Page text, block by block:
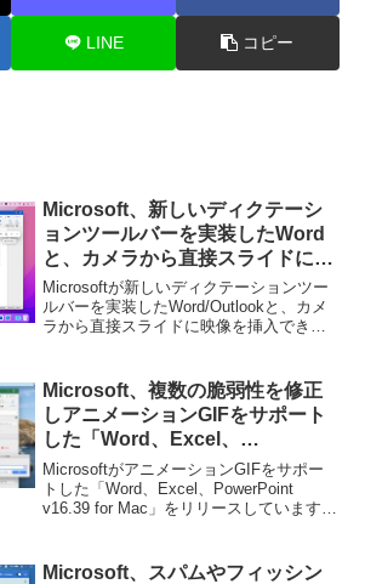
LINE コピー
Microsoft、新しいディクテーシ
ョンツールバーを実装したWord
と、カメラから直接スライドに映
像を挿入できるカメオ機能をサポ
ートしたPowerPoint for Macを
リリース。
Microsoftが新しいディクテーションツー
ルバーを実装したWord/Outlookと、カメ
ラから直接スライドに映像を挿入できる
Microsoft、複数の脆弱性を修正
しアニメーションGIFをサポート
した「Word、Excel、
PowerPoint v16.39 for Mac」を
リリース。
MicrosoftがアニメーションGIFをサポー
トした「Word、Excel、PowerPoint
v16.39 for Mac」をリリースしています。
Microsoft、スパムやフィッシン